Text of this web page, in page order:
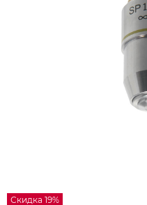
Скидка 19%